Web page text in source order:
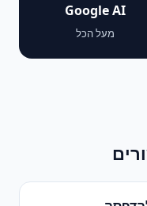
Google AI
מעל הכל